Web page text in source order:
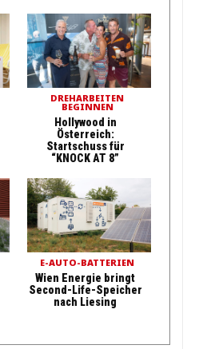
DREHARBEITEN
BEGINNEN
Hollywood in
Österreich:
Startschuss für
“KNOCK AT 8”
E-AUTO-BATTERIEN
Wien Energie bringt
Second-Life-Speicher
nach Liesing